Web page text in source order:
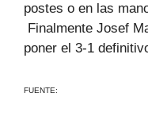
postes o en las
Finalmente Josef
poner el 3-1
FUENTE: